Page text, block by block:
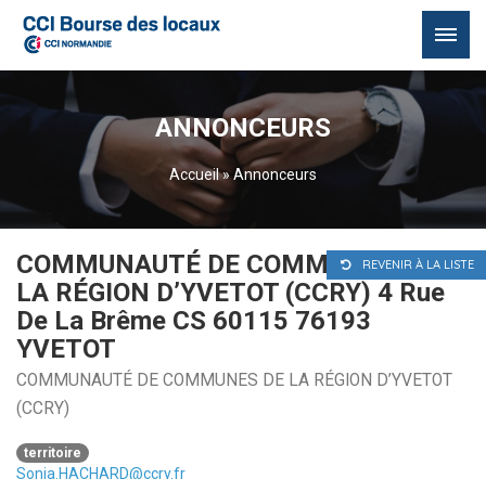
ANNONCEURS
Accueil»Annonceurs
REVENIR À LA LISTE
COMMUNAUTÉ DE COMMUNES DE
LA RÉGION D’YVETOT (CCRY) 4 Rue
De La Brême CS 60115 76193
YVETOT
COMMUNAUTÉ DE COMMUNES DE LA RÉGION D’YVETOT
(CCRY)
territoire
Sonia.HACHARD@ccry.fr